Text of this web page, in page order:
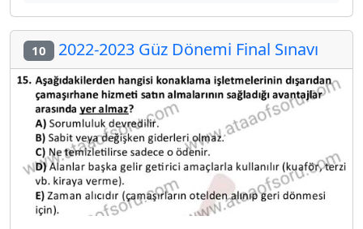
10 2022-2023 Güz Dönemi Final Sınavı